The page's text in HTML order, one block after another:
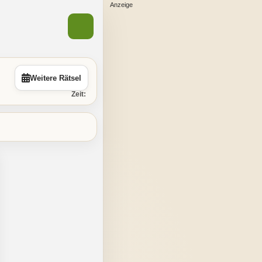
Weitere Rätsel
Zeit: